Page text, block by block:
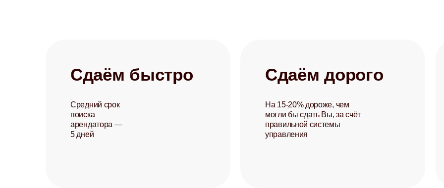
Средний срок
поиска
арендатора —
5 дней
Сдаём быстро
На 15-20% дороже, чем
могли бы сдать Вы, за счёт
правильной системы
управления
Сдаём дорого